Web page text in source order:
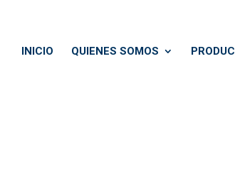
INICIO QUIENES SOMOS